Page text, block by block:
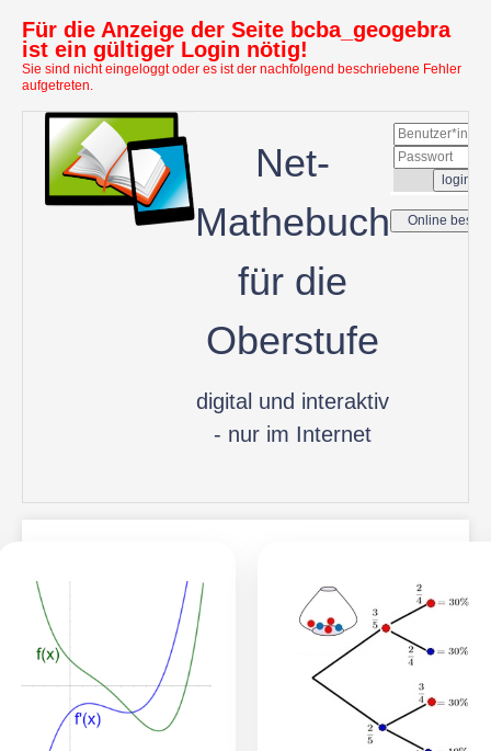
Für die Anzeige der Seite bcba_geogebra
ist ein gültiger Login nötig!
Sie sind nicht eingeloggt oder es ist der nachfolgend beschriebene Fehler
aufgetreten.
Net-
Mathebuch
für die
Oberstufe
digital und interaktiv
- nur im Internet